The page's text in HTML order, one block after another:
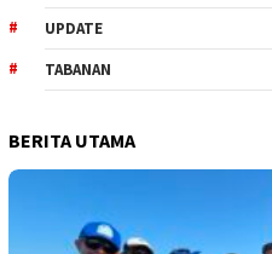
UPDATE
TABANAN
BERITA UTAMA